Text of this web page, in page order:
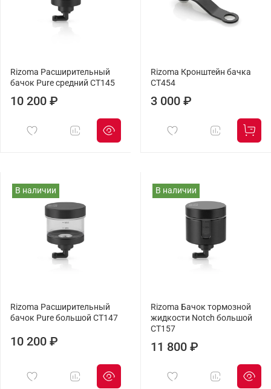
Rizoma Расширительный
бачок Pure средний CT145
10 200 ₽
Rizoma Кронштейн бачка
CT454
3 000 ₽
В наличии
Rizoma Расширительный
бачок Pure большой CT147
10 200 ₽
В наличии
Rizoma Бачок тормозной
жидкости Notch большой
CT157
11 800 ₽